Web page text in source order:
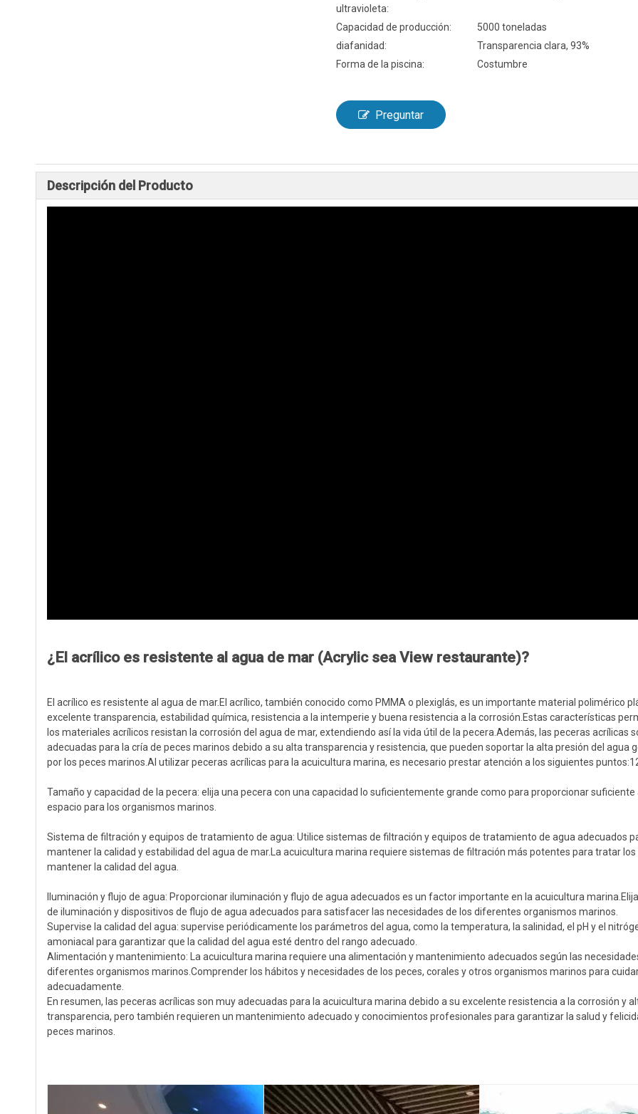
ultravioleta:
Capacidad de producción:
5000 toneladas
diafanidad:
Transparencia clara, 93%
Forma de la piscina:
Costumbre
Preguntar
Descripción del Producto
¿El acrílico es resistente al agua de mar (Acrylic sea View restaurante)?
El acrílico es resistente al agua de mar.El acrílico, también conocido como PMMA o plexiglás, es un importante material polimérico
excelente transparencia, estabilidad química, resistencia a la intemperie y buena resistencia a la corrosión.Estas características
los materiales acrílicos resistan la corrosión del agua de mar, extendiendo así la vida útil de la pecera.Además, las peceras acrílicas
adecuadas para la cría de peces marinos debido a su alta transparencia y resistencia, que pueden soportar la alta presión del agua
por los peces marinos.Al utilizar peceras acrílicas para la acuicultura marina, es necesario prestar atención a los siguientes
Tamaño y capacidad de la pecera: elija una pecera con una capacidad lo suficientemente grande como para proporcionar suficiente
espacio para los organismos marinos.
Sistema de filtración y equipos de tratamiento de agua: Utilice sistemas de filtración y equipos de tratamiento de agua adecuados
mantener la calidad y estabilidad del agua de mar.La acuicultura marina requiere sistemas de filtración más potentes para tratar los
mantener la calidad del agua.
Iluminación y flujo de agua: Proporcionar iluminación y flujo de agua adecuados es un factor importante en la acuicultura
de iluminación y dispositivos de flujo de agua adecuados para satisfacer las necesidades de los diferentes organismos marinos.
Supervise la calidad del agua: supervise periódicamente los parámetros del agua, como la temperatura, la salinidad, el pH y el
amoniacal para garantizar que la calidad del agua esté dentro del rango adecuado.
Alimentación y mantenimiento: La acuicultura marina requiere una alimentación y mantenimiento adecuados según las
diferentes organismos marinos.Comprender los hábitos y necesidades de los peces, corales y otros organismos marinos para
adecuadamente.
En resumen, las peceras acrílicas son muy adecuadas para la acuicultura marina debido a su excelente resistencia a la corrosión y
transparencia, pero también requieren un mantenimiento adecuado y conocimientos profesionales para garantizar la salud y
peces marinos.